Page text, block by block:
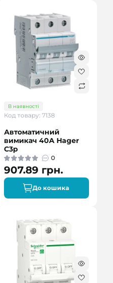
В наявності
Код товару: 7138
Автоматичний
вимикач 40A Hager
C3p
0
907.89 грн.
До кошика